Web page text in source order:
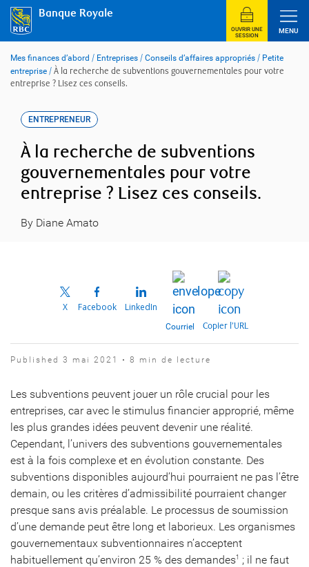
content
Banque Royale
OUVRIR UNE
SESSION
MENU
Mes finances d’abord / Entreprises / Conseils d’affaires appropriés / Petite
entreprise / À la recherche de subventions gouvernementales pour votre
entreprise ? Lisez ces conseils.
ENTREPRENEUR
À la recherche de subventions
gouvernementales pour votre
entreprise ? Lisez ces conseils.
By Diane Amato
X Facebook LinkedIn
Courriel Copier l’URL
Published 3 mai 2021 • 8 min de lecture
Les subventions peuvent jouer un rôle crucial pour les
entreprises, car avec le stimulus financier approprié, même
les plus grandes idées peuvent devenir une réalité.
Cependant, l’univers des subventions gouvernementales
est à la fois complexe et en évolution constante. Des
subventions disponibles aujourd’hui pourraient ne pas l’être
demain, ou les critères d’admissibilité pourraient changer
presque sans avis préalable. Le processus de soumission
d’une demande peut être long et laborieux. Les organismes
gouvernementaux subventionnaires n’acceptent
habituellement qu’environ 25 % des demandes1
; il ne faut